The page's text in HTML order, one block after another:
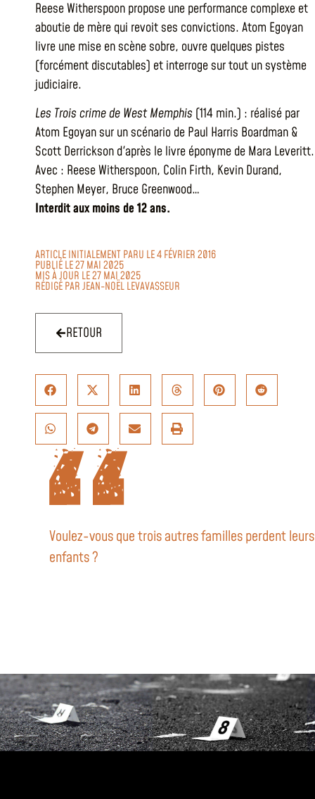
Reese Witherspoon propose une performance complexe et
aboutie de mère qui revoit ses convictions. Atom Egoyan
livre une mise en scène sobre, ouvre quelques pistes
(forcément discutables) et interroge sur tout un système
judiciaire.
Les Trois crime de West Memphis (114 min.) : réalisé par
Atom Egoyan sur un scénario de Paul Harris Boardman &
Scott Derrickson d'après le livre éponyme de Mara Leveritt.
Avec : Reese Witherspoon, Colin Firth, Kevin Durand,
Stephen Meyer, Bruce Greenwood…
Interdit aux moins de 12 ans.
ARTICLE INITIALEMENT PARU LE 4 FÉVRIER 2016
PUBLIÉ LE 27 MAI 2025
MIS À JOUR LE 27 MAI 2025
RÉDIGÉ PARJEAN-NOËL LEVAVASSEUR
RETOUR
Voulez-vous que trois autres familles perdent leurs
enfants ?